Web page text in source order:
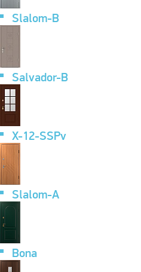
Slalom-B
Salvador-B
X-12-SSPv
Slalom-A
Bona